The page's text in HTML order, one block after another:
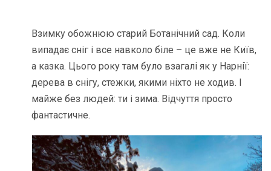
Взимку обожнюю старий Ботанічний сад. Коли
випадає сніг і все навколо біле – це вже не Київ,
а казка. Цього року там було взагалі як у Нарнії:
дерева в снігу, стежки, якими ніхто не ходив. І
майже без людей: ти і зима. Відчуття просто
фантастичне.